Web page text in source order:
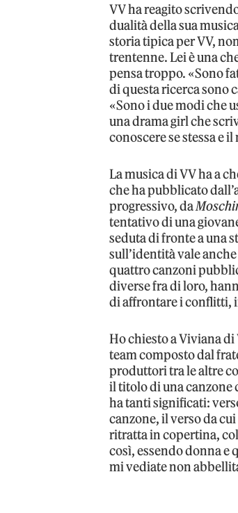
VV ha reagito
dualità della sua
storia tipica per VV,
trentenne. Lei è una
pensa troppo. «Sono
di questa ricerca sono
«Sono i due modi che
una drama girl che
conoscere se stessa e
La musica di VV ha a
che ha pubblicato
progressivo, da
tentativo di una
seduta di fronte a una
sull’identità vale
quattro canzoni
diverse fra di loro,
di affrontare i conflitti,
Ho chiesto a Viviana di
team composto dal
produttori tra le altre
il titolo di una canzone
ha tanti significati:
canzone, il verso da
ritratta in copertina,
così, essendo donna e
mi vediate non